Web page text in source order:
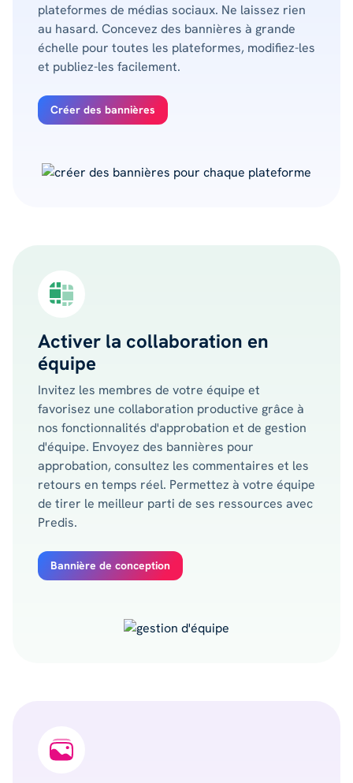
plateformes de médias sociaux. Ne laissez rien
au hasard. Concevez des bannières à grande
échelle pour toutes les plateformes, modifiez-les
et publiez-les facilement.
Créer des bannières
Activer la collaboration en
équipe
Invitez les membres de votre équipe et
favorisez une collaboration productive grâce à
nos fonctionnalités d'approbation et de gestion
d'équipe. Envoyez des bannières pour
approbation, consultez les commentaires et les
retours en temps réel. Permettez à votre équipe
de tirer le meilleur parti de ses ressources avec
Predis.
Bannière de conception